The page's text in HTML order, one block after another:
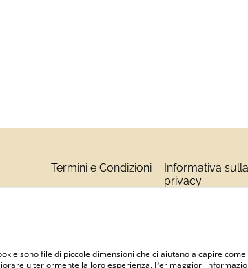
Termini e Condizioni
Informativa sulla
privacy
sono file di piccole dimensioni che ci aiutano a capire
ulteriormente la loro esperienza. Per maggiori